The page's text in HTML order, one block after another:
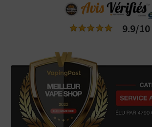
9.9/10